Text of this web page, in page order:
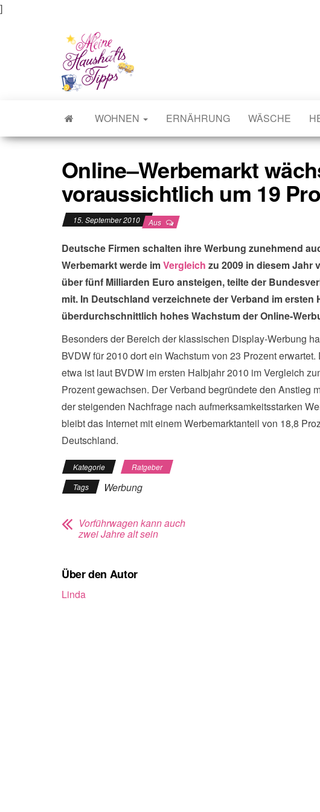
]
Meine Haushaltstipps
Das bisschen Haushalt . . .
WOHNEN ERNÄHRUNG WÄSCHE
Online–Werbemarkt
voraussichtlich um 19
15. September 2010 Aus
Deutsche Firmen schalten ihre Werbung zunehmend
Werbemarkt werde imVergleich zu 2009 in diesem Jahr
über fünf Milliarden Euro ansteigen, teilte der
mit. In Deutschland verzeichnete der Verband im ersten
überdurchschnittlich hohes Wachstum der Online-
Besonders der Bereich der klassischen Display-Werbung
BVDW für 2010 dort ein Wachstum von 23 Prozent
etwa ist laut BVDW im ersten Halbjahr 2010 im Vergleich
Prozent gewachsen. Der Verband begründete den Anstieg
der steigenden Nachfrage nach aufmerksamkeitsstarken
bleibt das Internet mit einem Werbemarktanteil von 18,8
Deutschland.
Kategorie
Ratgeber
Tags
Werbung
Vorführwagen kann auch
zwei Jahre alt sein
Über den Autor
Linda